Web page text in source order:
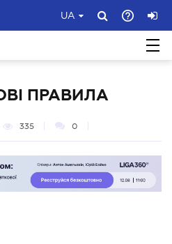
UA
ПРАВИЛА
335 0